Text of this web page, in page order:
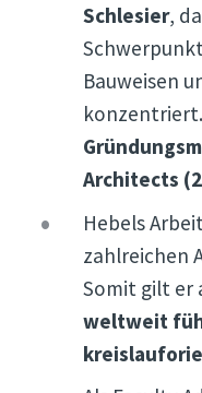
Schlesier,
Bauweisen
Architects
Hebels
zahlreichen
Somit gilt er
weltweit